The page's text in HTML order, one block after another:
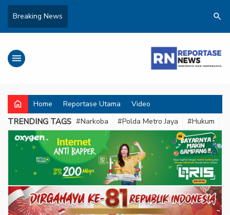
Breaking News search
menu
home Home Reportase Utama Video
TRENDING TAGS #Narkoba #Polda Metro Jaya #Hukum